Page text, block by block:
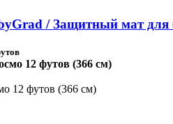
/ Защитный мат для
12 футов (366 см)
12 футов (366 см)